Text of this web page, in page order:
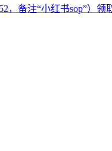
，备注“小红书sop”）